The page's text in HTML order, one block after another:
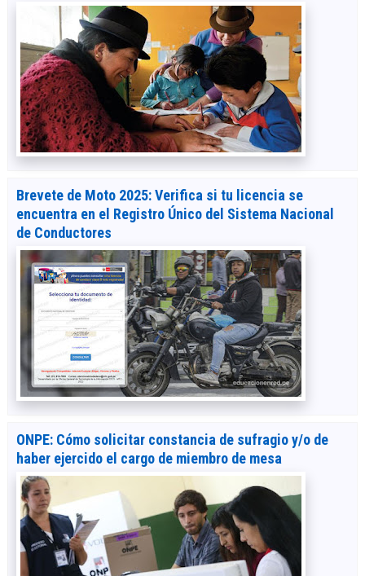
Brevete de Moto 2025: Verifica si tu licencia se
encuentra en el Registro Único del Sistema Nacional
de Conductores
ONPE: Cómo solicitar constancia de sufragio y/o de
haber ejercido el cargo de miembro de mesa